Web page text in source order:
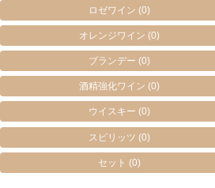
ロゼワイン(0)
オレンジワイン(0)
ブランデー(0)
酒精強化ワイン(0)
ウイスキー(0)
スピリッツ(0)
セット(0)